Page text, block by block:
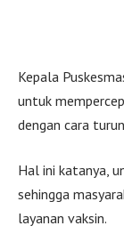
Kepala
untuk
dengan cara
Hal ini katanya,
sehingga
layanan vaksin.